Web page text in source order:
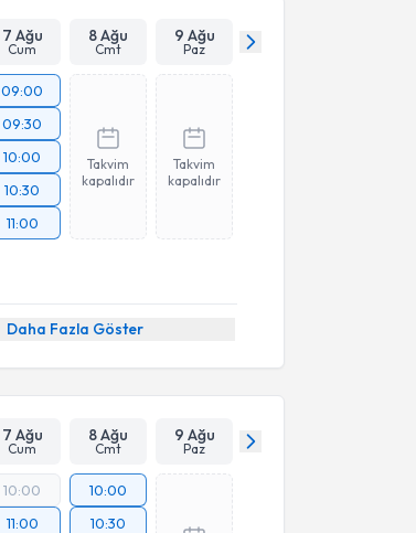
7 Ağu
Cum
8 Ağu
Cmt
9 Ağu
Paz
09:00
09:30
10:00
10:30
11:00
Takvim
kapalıdır
Takvim
kapalıdır
Daha Fazla Göster
7 Ağu
Cum
8 Ağu
Cmt
9 Ağu
Paz
10:00
11:00
10:00
10:30